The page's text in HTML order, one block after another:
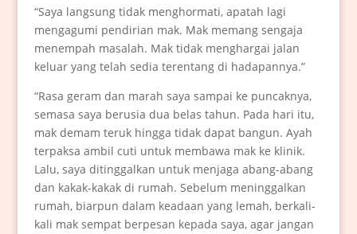
“Saya langsung tidak menghormati, apatah lagi
mengagumi pendirian mak. Mak memang sengaja
menempah masalah. Mak tidak menghargai jalan
keluar yang telah sedia terentang di hadapannya.”
“Rasa geram dan marah saya sampai ke puncaknya,
semasa saya berusia dua belas tahun. Pada hari itu,
mak demam teruk hingga tidak dapat bangun. Ayah
terpaksa ambil cuti untuk membawa mak ke klinik.
Lalu, saya ditinggalkan untuk menjaga abang-abang
dan kakak-kakak di rumah. Sebelum meninggalkan
rumah, biarpun dalam keadaan yang lemah, berkali-
kali mak sempat berpesan kepada saya, agar jangan